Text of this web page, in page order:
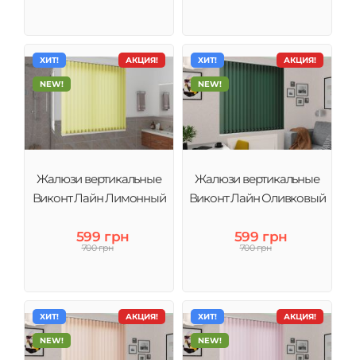
АКЦИЯ!
ХИТ!
NEW!
Жалюзи вертикальные
Виконт Лайн Лимонный
599 грн
700 грн
АКЦИЯ!
ХИТ!
NEW!
Жалюзи вертикальные
Виконт Лайн Оливковый
599 грн
700 грн
АКЦИЯ!
ХИТ!
NEW!
АКЦИЯ!
ХИТ!
NEW!